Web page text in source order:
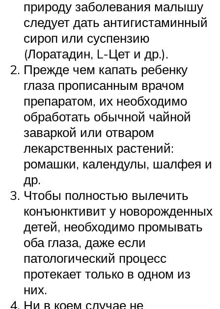
природу заболевания малышу
следует дать антигистаминный
сироп или суспензию
(Лоратадин, L-Цет и др.).
Прежде чем капать ребенку
глаза прописанным врачом
препаратом, их необходимо
обработать обычной чайной
заваркой или отваром
лекарственных растений:
ромашки, календулы, шалфея и
др.
Чтобы полностью вылечить
конъюнктивит у новорожденных
детей, необходимо промывать
оба глаза, даже если
патологический процесс
протекает только в одном из
них.
Ни в коем случае не